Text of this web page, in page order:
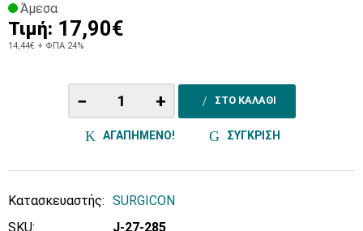
Άμεσα
Τιμή: 17,90€
14,44€ + ΦΠΑ 24%
− + ΣΤΟ ΚΑΛΑΘΙ
ΑΓΑΠΗΜΕΝΟ! ΣΥΓΚΡΙΣΗ
Κατασκευαστής: SURGICON
SKU:
J-27-285